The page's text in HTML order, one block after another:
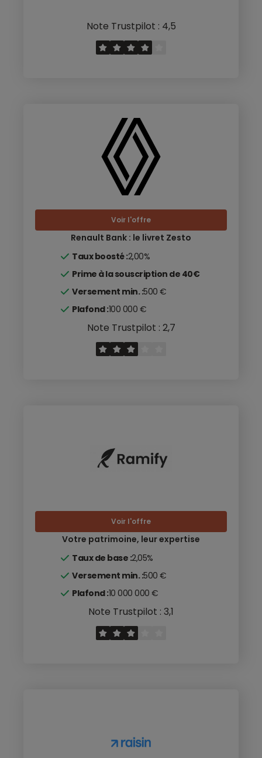
Note Trustpilot : 4,5
Note Trustpilot : 2,7
Renault Bank : le livret Zesto
Taux boosté :2,00%
Prime à la souscription de 40€
Versement min. :500 €
Plafond :100 000 €
Voir l'offre
Note Trustpilot : 3,1
Votre patrimoine, leur expertise
Taux de base :2,05%
Versement min. :500 €
Plafond :10 000 000 €
Voir l'offre